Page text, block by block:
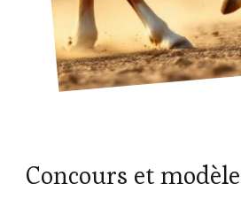
Concours et